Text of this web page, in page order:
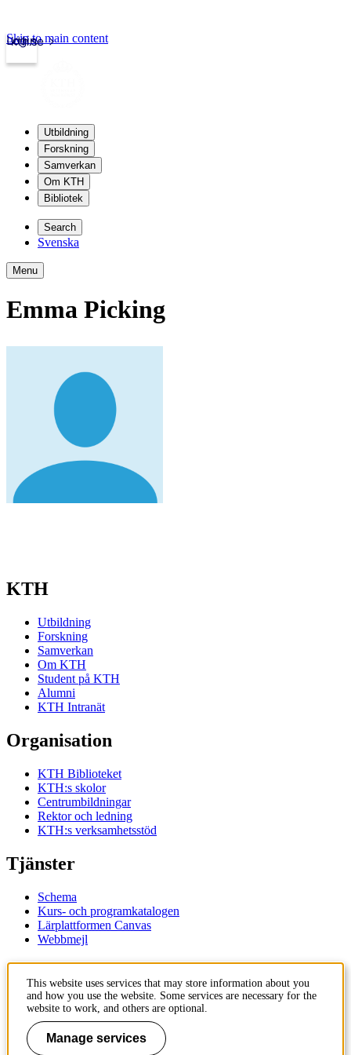
kth.se
Login
Skip to main content
Utbildning
Forskning
Samverkan
Om KTH
Bibliotek
Search
Svenska
Menu
Emma Picking
KTH
Utbildning
Forskning
Samverkan
Om KTH
Student på KTH
Alumni
KTH Intranät
Organisation
KTH Biblioteket
KTH:s skolor
Centrumbildningar
Rektor och ledning
KTH:s verksamhetsstöd
Tjänster
Schema
Kurs- och programkatalogen
Lärplattformen Canvas
Webbmejl
Kontakt
KTH
100 44 Stockholm
+46 8 790 60 00
This website uses services that may store information about you
and how you use the website. Some services are necessary for the
website to work, and others are optional.
Manage services